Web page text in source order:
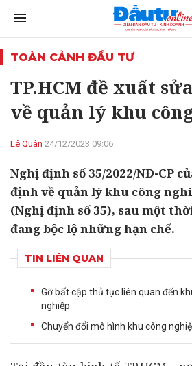
TOÀN CẢNH ĐẦU TƯ
TP.HCM đề xuất
về quản lý khu
Lê Quân 24/12/2023 09:06
Nghị định số 35/2022/NĐ-CP
định về quản lý khu công
(Nghị định số 35), sau một
đang bộc lộ những hạn chế.
TIN LIÊN QUAN
Gỡ bất cập thủ tục liên quan đến
nghiệp
Chuyển đổi mô hình khu công